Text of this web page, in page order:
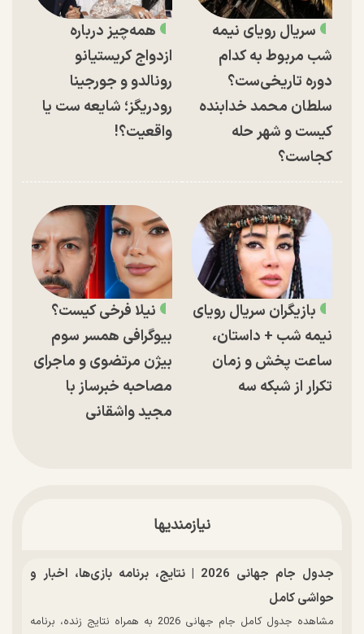
سریال رویای نیمه
شب مربوط به کدام
دوره تاریخی‌ست؟
سلطان محمد خدابنده
کیست و شهر حله
کجاست؟
همه‌چیز درباره
ازدواج کریستیانو
رونالدو و جورجینا
رودریگز؛ شایعه ست یا
واقعیت؟!
بازیگران سریال رویای
نیمه شب + داستان،
ساعت پخش و زمان
تکرار از شبکه سه
نیلا فرخی کیست؟
بیوگرافی همسر سوم
بیژن مرتضوی و ماجرای
مصاحبه خبرساز با
مجید واشقانی
نیازمندیها
جدول جام جهانی 2026 | نتایج، برنامه بازی‌ها، اخبار و
حواشی کامل
مشاهده جدول کامل جام جهانی 2026 به همراه نتایج زنده، برنامه